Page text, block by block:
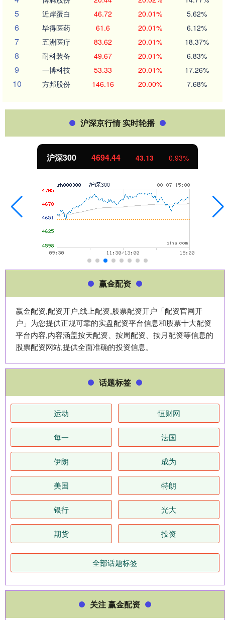
5 近岸蛋白 46.72 20.01% 5.62%
6 毕得医药 61.6 20.01% 6.12%
7 五洲医疗 83.62 20.01% 18.37%
8 耐科装备 49.67 20.01% 6.83%
9 一博科技 53.33 20.01% 17.26%
10 方邦股份 146.16 20.00% 7.68%
沪深京行情 实时轮播
沪深300 4694.44 43.13 0.93%
赢金配资
赢金配资,配资开户,线上配资,股票配资开户「配资官网开
户」为您提供正规可靠的实盘配资平台信息和股票十大配资
平台内容,内容涵盖按天配资、按周配资、按月配资等信息的
股票配资网站,提供全面准确的投资信息。
话题标签
运动 恒财网
每一 法国
伊朗 成为
美国 特朗
银行 光大
期货 投资
全部话题标签
关注 赢金配资